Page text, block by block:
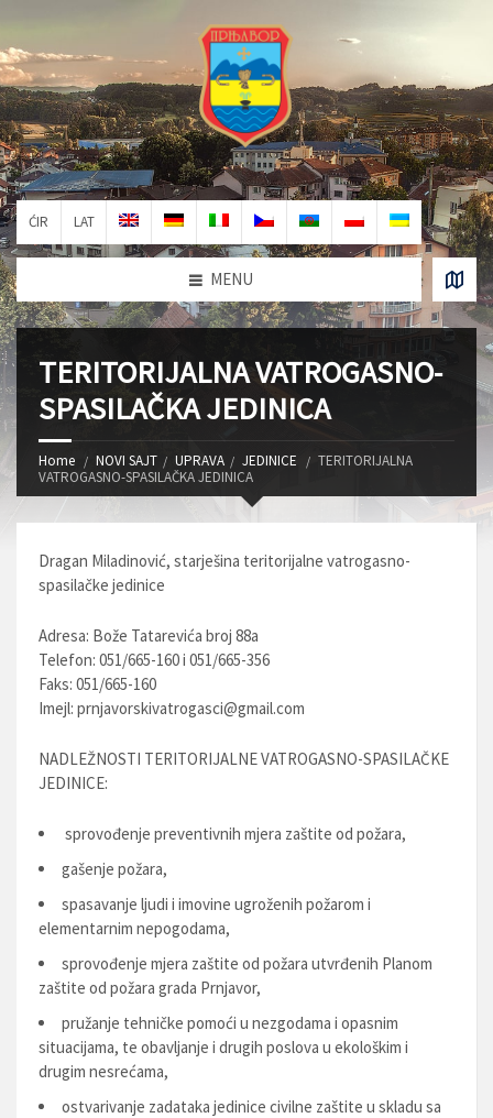
ĆIR LAT
MENU
TERITORIJALNA VATROGASNO-
SPASILAČKA JEDINICA
Home NOVI SAJT UPRAVA JEDINICE
TERITORIJALNA
VATROGASNO-SPASILAČKA JEDINICA
Dragan Miladinović, starješina teritorijalne vatrogasno-
spasilačke jedinice
Adresa: Bože Tatarevića broj 88a
Telefon: 051/665-160 i 051/665-356
Faks: 051/665-160
Imejl: prnjavorskivatrogasci@gmail.com
NADLEŽNOSTI TERITORIJALNE VATROGASNO-SPASILAČKE
JEDINICE:
sprovođenje preventivnih mjera zaštite od požara,
gašenje požara,
spasavanje ljudi i imovine ugroženih požarom i
elementarnim nepogodama,
sprovođenje mjera zaštite od požara utvrđenih Planom
zaštite od požara grada Prnjavor,
pružanje tehničke pomoći u nezgodama i opasnim
situacijama, te obavljanje i drugih poslova u ekološkim i
drugim nesrećama,
ostvarivanje zadataka jedinice civilne zaštite u skladu sa